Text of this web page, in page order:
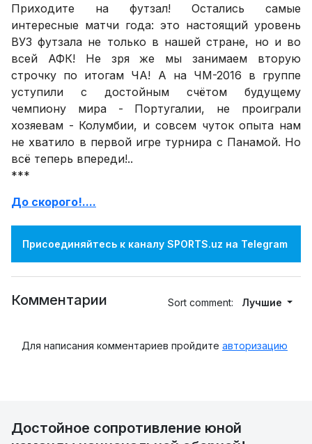
Приходите на футзал! Остались самые
интересные матчи года: это настоящий уровень
ВУЗ футзала не только в нашей стране, но и во
всей АФК! Не зря же мы занимаем вторую
строчку по итогам ЧА! А на ЧМ-2016 в группе
уступили с достойным счётом будущему
чемпиону мира - Португалии, не проиграли
хозяевам - Колумбии, и совсем чуток опыта нам
не хватило в первой игре турнира с Панамой. Но
всё теперь впереди!..
***
До скорого!....
Присоединяйтесь к каналу SPORTS.uz на Telegram
Комментарии Sort comment: Лучшие
Для написания комментариев пройдите авторизацию
Достойное сопротивление юной